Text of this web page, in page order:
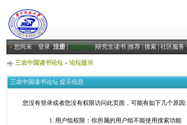
»您尚未登录 注册|返回主站|研究生读书|推荐|搜索|社区服务
三农中国读书论坛 » 论坛提示
三农中国读书论坛 提示信息
您没有登录或者您没有权限访问此页面，可能有如下几个原因:
用户组权限：你所属的用户组不能使用搜索功能